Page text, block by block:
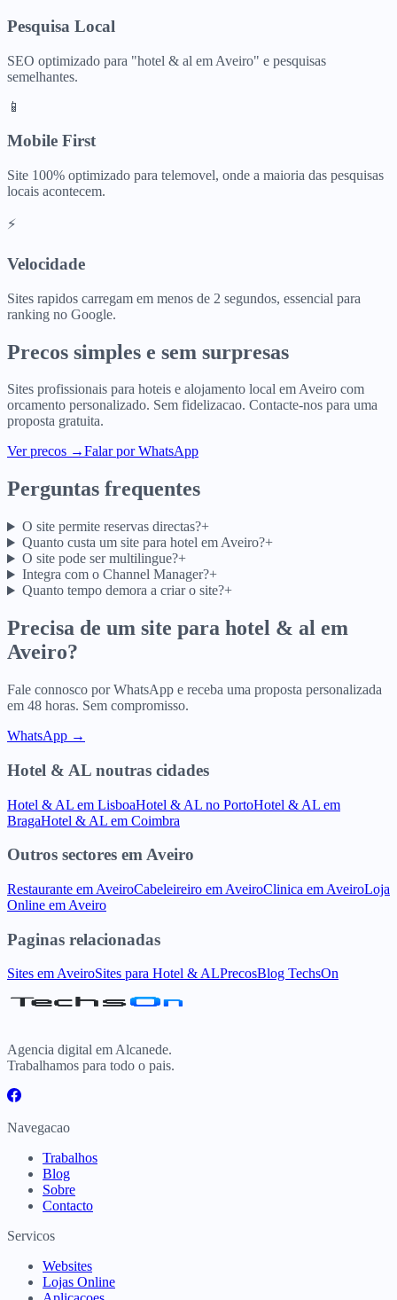
Pesquisa Local
SEO optimizado para "hotel & al em Aveiro" e pesquisas
semelhantes.
📱
Mobile First
Site 100% optimizado para telemovel, onde a maioria das pesquisas
locais acontecem.
⚡
Velocidade
Sites rapidos carregam em menos de 2 segundos, essencial para
ranking no Google.
Precos simples e sem surpresas
Sites profissionais para hoteis e alojamento local emAveiro com
orcamento personalizado. Sem fidelizacao. Contacte-nos para uma
proposta gratuita.
Ver precos →Falar por WhatsApp
Perguntas frequentes
O site permite reservas directas?+
Quanto custa um site para hotel em Aveiro?+
O site pode ser multilingue?+
Integra com o Channel Manager?+
Quanto tempo demora a criar o site?+
Precisa de um site para hotel & al em
Aveiro?
Fale connosco por WhatsApp e receba uma proposta personalizada
em 48 horas. Sem compromisso.
WhatsApp →
Hotel & AL noutras cidades
Hotel & AL em LisboaHotel & AL no PortoHotel & AL em
BragaHotel & AL em Coimbra
Outros sectores emAveiro
Restaurante em AveiroCabeleireiro em AveiroClinica em AveiroLoja
Online em Aveiro
Paginas relacionadas
Sites em AveiroSites para Hotel & ALPrecosBlog TechsOn
Agencia digital em Alcanede.
Trabalhamos para todo o pais.
Navegacao
Trabalhos
Blog
Sobre
Contacto
Servicos
Websites
Lojas Online